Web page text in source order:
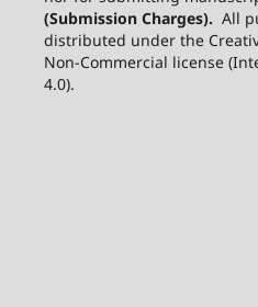
(Submission Charges). All
distributed under the
Non-Commercial license
4.0).